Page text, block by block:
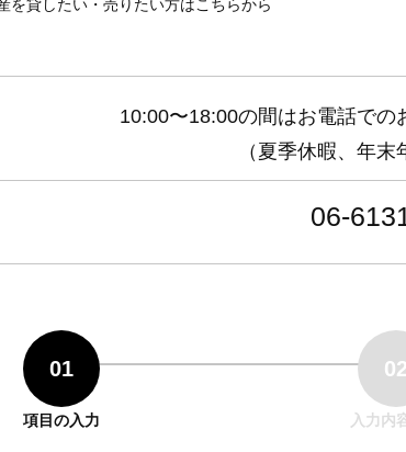
を貸したい・売りたい方はこちらから
10:00〜18:00の間はお電話での
（夏季休暇、年末
06-
01
項目の入力
02
入力内